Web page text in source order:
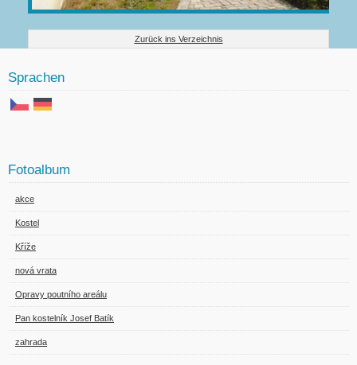
Zurück ins Verzeichnis
Sprachen
Fotoalbum
akce
Kostel
Kříže
nová vrata
Opravy poutního areálu
Pan kostelník Josef Batík
zahrada